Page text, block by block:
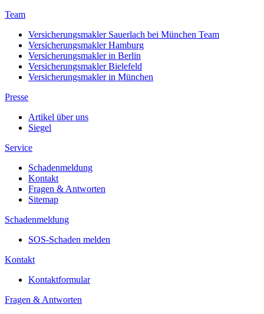
Team
Versicherungsmakler Sauerlach bei München Team
Versicherungsmakler Hamburg
Versicherungsmakler in Berlin
Versicherungsmakler Bielefeld
Versicherungsmakler in München
Presse
Artikel über uns
Siegel
Service
Schadenmeldung
Kontakt
Fragen & Antworten
Sitemap
Schadenmeldung
SOS-Schaden melden
Kontakt
Kontaktformular
Fragen & Antworten